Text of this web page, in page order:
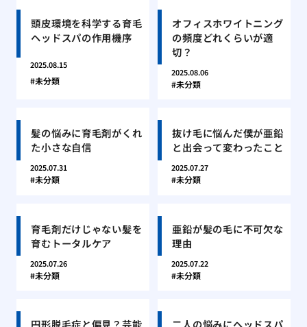
頭皮環境を科学する育毛
ヘッドスパの作用機序
2025.08.15
未分類
オフィスホワイトニング
の頻度どれくらいが適
切？
2025.08.06
未分類
髪の悩みに育毛剤がくれ
た小さな自信
2025.07.31
未分類
抜け毛に悩んだ僕が亜鉛
と出会って変わったこと
2025.07.27
未分類
育毛剤だけじゃない髪を
育むトータルケア
2025.07.26
未分類
亜鉛が髪の毛に不可欠な
理由
2025.07.22
未分類